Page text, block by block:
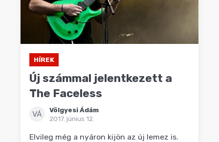
HÍREK
Új számmal jelentkezett a
The Faceless
VÁ
Völgyesi Ádám
2017. június 12.
Elvileg még a nyáron kijön az új lemez is.